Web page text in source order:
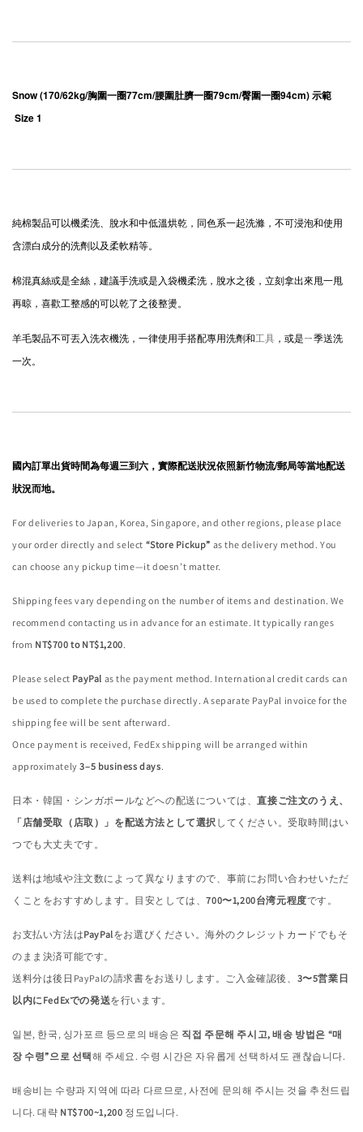
Snow (170/62kg/胸圍一圈77cm/腰圍肚臍一圈79cm/臀圍一圈94cm) 示範
Size 1
純棉製品可以機柔洗、脫水和中低溫烘乾，同色系一起洗滌，不可浸泡和使用
含漂白成分的洗劑以及柔軟精等。
棉混真絲或是全絲，建議手洗或是入袋機柔洗，脫水之後，立刻拿出來甩一甩
再晾，喜歡工整感的可以乾了之後整燙。
羊毛製品不可丟入洗衣機洗，一律使用手搭配專用洗劑和工具 ，或是ㄧ季送洗
一次。
國內訂單出貨時間為每週三到六，實際配送狀況依照新竹物流/郵局等當地配送
狀況而地。
For deliveries to Japan, Korea, Singapore, and other regions, please place
your order directly and select “Store Pickup” as the delivery method. You
can choose any pickup time—it doesn’t matter.
Shipping fees vary depending on the number of items and destination. We
recommend contacting us in advance for an estimate. It typically ranges
from NT$700 to NT$1,200.
Please select PayPal as the payment method. International credit cards can
be used to complete the purchase directly. A separate PayPal invoice for the
shipping fee will be sent afterward.
Once payment is received, FedEx shipping will be arranged within
approximately3–5 business days.
日本・韓国・シンガポールなどへの配送については、直接ご注文のうえ、
「店舗受取（店取）」を配送方法として選択 してください。受取時間はい
つでも大丈夫です。
送料は地域や注文数によって異なりますので、事前にお問い合わせいただ
くことをおすすめします。目安としては、700〜1,200台湾元程度です。
お支払い方法はPayPalをお選びください。海外のクレジットカードでもそ
のまま決済可能です。
送料分は後日PayPalの請求書をお送りします。ご入金確認後、 3〜5営業日
以内にFedExでの発送を行います。
일본, 한국, 싱가포르 등으로의 배송은 직접 주문해 주시고, 배송 방법은 “매
장 수령”으로 선택해 주세요. 수령 시간은 자유롭게 선택하셔도 괜찮습니다.
배송비는 수량과 지역에 따라 다르므로, 사전에 문의해 주시는 것을 추천드립
니다. 대략 NT$700~1,200 정도입니다.